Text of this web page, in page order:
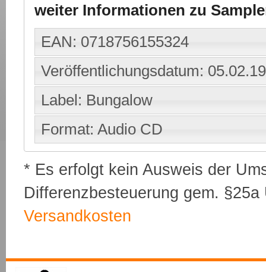
weiter Informationen zu
EAN: 0718756155324
Veröffentlichungsdatum:
Label: Bungalow
Format: Audio CD
* Es erfolgt kein Ausweis der
Differenzbesteuerung gem.
Versandkosten